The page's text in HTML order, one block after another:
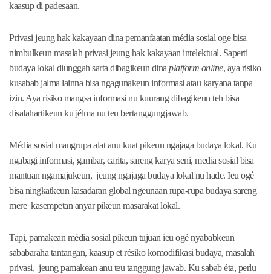
kaasup di padesaan.
Privasi jeung hak kakayaan dina pemanfaatan média sosial oge bisa
nimbulkeun masalah privasi jeung hak kakayaan intelektual. Saperti
budaya lokal diunggah sarta dibagikeun dinaplatform online, aya risiko
kusabab jalma lainna bisa ngagunakeun informasi atau karyana tanpa
izin. Aya risiko mangsa informasi nu kuurang dibagikeun teh bisa
disalahartikeun ku jélma nu teu bertanggungjawab.
Média sosial mangrupa alat anu kuat pikeun ngajaga budaya lokal. Ku
ngabagi informasi, gambar, carita, sareng karya seni, media sosial bisa
mantuan ngamajukeun, jeung ngajaga budaya lokal nu hade. Ieu ogé
bisa ningkatkeun kasadaran global ngeunaan rupa-rupa budaya sareng
mere kasempetan anyar pikeun masarakat lokal.
Tapi, pamakean média sosial pikeun tujuan ieu ogé nyababkeun
sababaraha tantangan, kaasup et résiko komodifikasi budaya, masalah
privasi, jeung pamakean anu teu tanggung jawab. Ku sabab éta, perlu